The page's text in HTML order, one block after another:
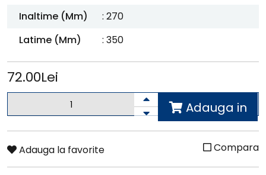
Inaltime (mm)
: 270
Latime (mm)
: 350
72.00Lei
Adauga in
cos
Adauga la favorite Compara